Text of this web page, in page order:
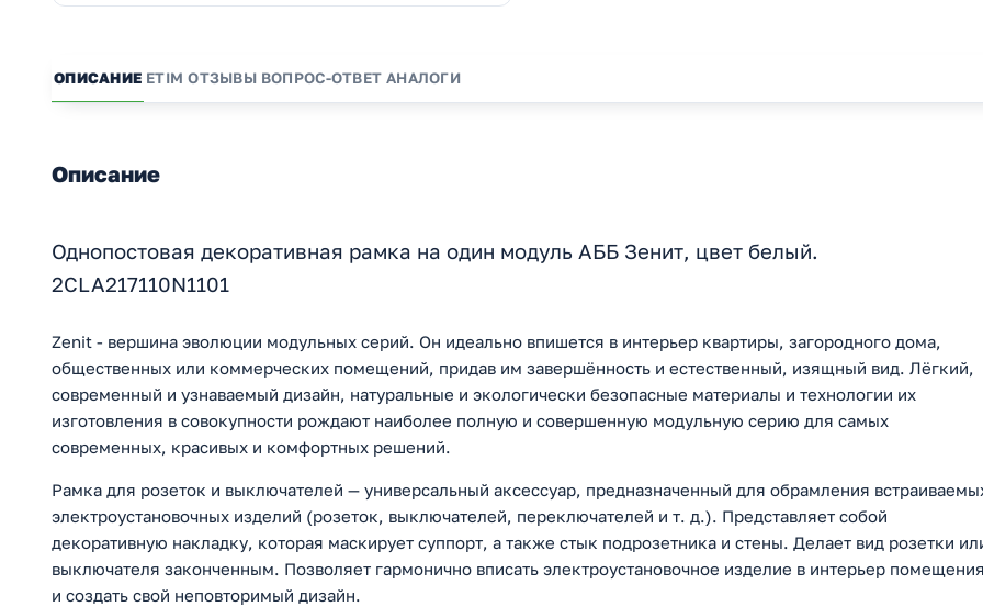
ОПИСАНИЕ ETIM ОТЗЫВЫ ВОПРОС-ОТВЕТ АНАЛОГИ
Описание
Однопостовая декоративная рамка на один модуль АББ Зенит, цвет белый.
2CLA217110N1101
Zenit - вершина эволюции модульных серий. Он идеально впишется в интерьер квартиры, загородного дома,
общественных или коммерческих помещений, придав им завершённость и естественный, изящный вид. Лёгкий,
современный и узнаваемый дизайн, натуральные и экологически безопасные материалы и технологии их
изготовления в совокупности рождают наиболее полную и совершенную модульную серию для самых
современных, красивых и комфортных решений.
Рамка для розеток и выключателей — универсальный аксессуар, предназначенный для обрамления
электроустановочных изделий (розеток, выключателей, переключателей и т. д.). Представляет собой
декоративную накладку, которая маскирует суппорт, а также стык подрозетника и стены. Делает вид розетки
выключателя законченным. Позволяет гармонично вписать электроустановочное изделие в интерьер
и создать свой неповторимый дизайн.